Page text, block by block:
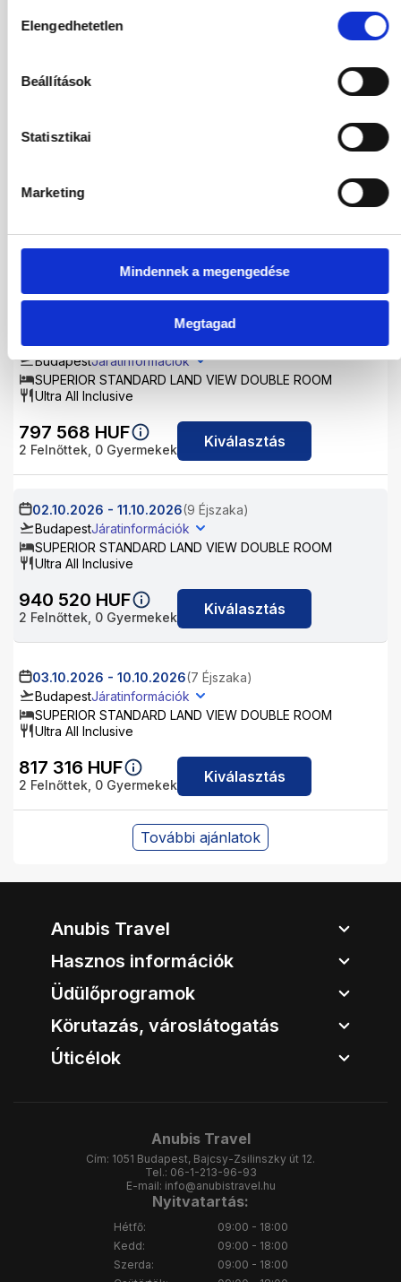
kiválasztása
Elengedhetetlen
Beállítások
Statisztikai
Marketing
Mindennek a megengedése
Megtagad
BudapestJáratinformációk
Budapest
HUF Kiválasztás
BudapestJáratinformációk
SUPERIOR STANDARD LAND VIEW DOUBLE ROOM
Ultra All Inclusive
797 568 HUF
2 Felnőttek, 0 Gyermekek Kiválasztás
02.10.2026 - 11.10.2026(9 Éjszaka)
BudapestJáratinformációk
SUPERIOR STANDARD LAND VIEW DOUBLE ROOM
Ultra All Inclusive
940 520 HUF
2 Felnőttek, 0 Gyermekek Kiválasztás
03.10.2026 - 10.10.2026(7 Éjszaka)
BudapestJáratinformációk
SUPERIOR STANDARD LAND VIEW DOUBLE ROOM
Ultra All Inclusive
817 316 HUF
2 Felnőttek, 0 Gyermekek Kiválasztás
További ajánlatok
Anubis Travel
Hasznos információk
Üdülőprogramok
Körutazás, városlátogatás
Úticélok
Anubis Travel
Cím: 1051 Budapest, Bajcsy-Zsilinszky út 12.
Tel.: 06-1-213-96-93
E-mail: info@anubistravel.hu
Nyitvatartás:
Hétfő:
Kedd:
Szerda:
09:00 - 18:00
09:00 - 18:00
09:00 - 18:00